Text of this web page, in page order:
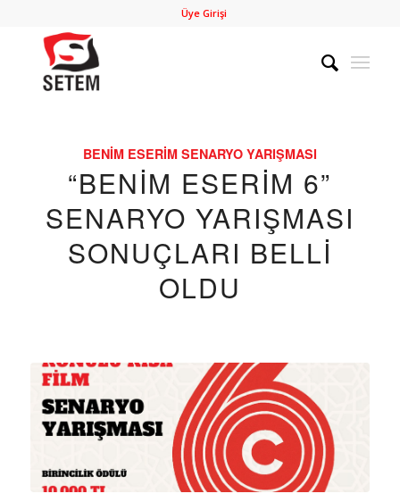
Üye Girişi
BENIM ESERIM SENARYO YARIŞMASI
“BENİM ESERİM 6”
SENARYO YARIŞMASI
SONUÇLARI BELLİ
OLDU